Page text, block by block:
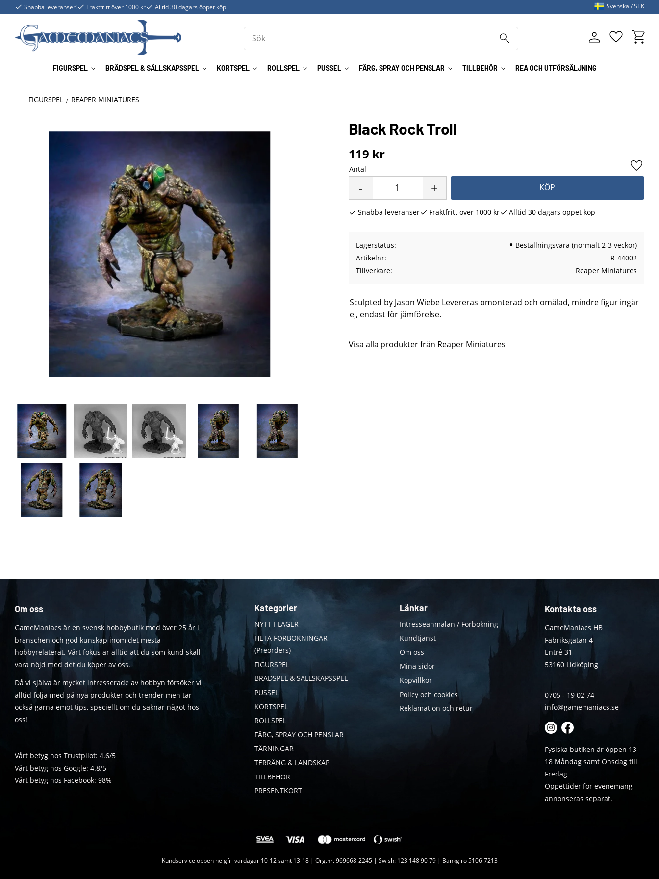
Snabba leveranser! Fraktfritt över 1000 kr Alltid 30 dagars öppet köp
FIGURSPEL BRÄDSPEL & SÄLLSKAPSSPEL KORTSPEL ROLLSPEL PUSSEL FÄRG, SPRAY OCH PENSLAR TILLBEHÖR REA OCH UTFÖRSÄLJNING
Favoriter
Svenska SEK
FIGURSPEL REAPER MINIATURES
Black Rock Troll
119 kr
Antal
+
- KÖP
Lägg
Snabba leveranser Fraktfritt över 1000 kr Alltid 30 dagars öppet köp
Lagerstatus
Beställningsvara (normalt 2-3 veckor)
Artikelnr
R-44002
Tillverkare
Reaper Miniatures
Sculpted by Jason Wiebe Levereras omonterad och omålad, mindre figur ingår
ej, endast för jämförelse.
Visa alla produkter från Reaper Miniatures
Om oss
GameManiacs är en svensk hobbybutik med över 25 år i
branschen och god kunskap inom det mesta
hobbyrelaterat. Vårt fokus är alltid att du som kund skall
vara nöjd med det du köper av oss.
Då vi själva är mycket intresserade av hobbyn försöker vi
alltid följa med på nya produkter och trender men tar
också gärna emot tips, speciellt om du saknar något hos
oss!
Vårt betyg hos Trustpilot: 4.6/5
Vårt betyg hos Google: 4.8/5
Vårt betyg hos Facebook: 98%
Kategorier
NYTT I LAGER
HETA FÖRBOKNINGAR
(Preorders)
FIGURSPEL
BRÄDSPEL & SÄLLSKAPSSPEL
PUSSEL
KORTSPEL
ROLLSPEL
FÄRG, SPRAY OCH PENSLAR
TÄRNINGAR
TERRÄNG & LANDSKAP
TILLBEHÖR
PRESENTKORT
Länkar
Intresseanmälan / Förbokning
Kundtjänst
Om oss
Mina sidor
Köpvillkor
Policy och cookies
Reklamation och retur
Kontakta oss
GameManiacs HB
Fabriksgatan 4
Entré 31
53160 Lidköping
0705 - 19 02 74
info@gamemaniacs.se
Fysiska butiken är öppen 13-
18 Måndag samt Onsdag till
Fredag.
Öppettider för evenemang
annonseras separat.
Kundservice öppen helgfri vardagar 10-12 samt 13-18 | Org.nr. 969668-2245 | Swish: 123 148 90 79 | Bankgiro 5106-7213